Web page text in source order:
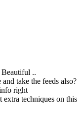
..
take the feeds also?
right
techniques on this